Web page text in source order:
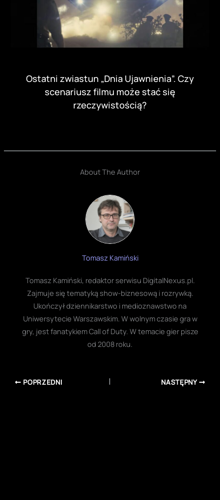
Ostatni zwiastun „Dnia Ujawnienia”. Czy
scenariusz filmu może stać się
rzeczywistością?
About The Author
Tomasz Kamiński
Tomasz Kamiński, redaktor serwisu DigitalNexus.pl.
Zajmuje się tematyką show-biznesową i rozrywką.
Ukończył dziennikarstwo i medioznawstwo na
Uniwersytecie Warszawskim. W wolnym czasie gra w
gry, jest fanatykiem Call of Duty. W temacie gier pisze
od 2008 roku.
POPRZEDNI NASTĘPNY